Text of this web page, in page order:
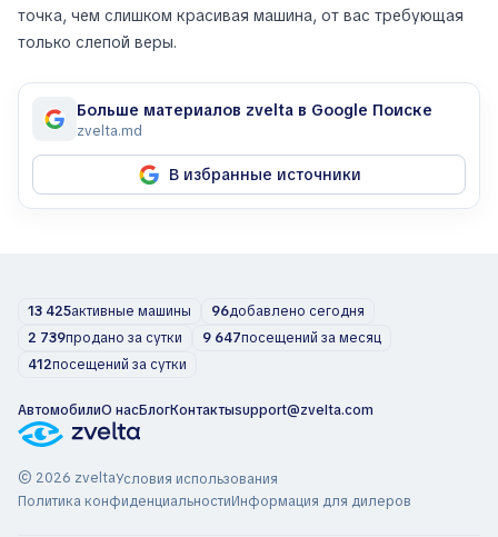
точка, чем слишком красивая машина, от вас требующая
только слепой веры.
Больше материалов zvelta в Google Поиске
zvelta.md
В избранные источники
13 425активные машины 96добавлено сегодня
2 739продано за сутки 9 647посещений за месяц
412посещений за сутки
АвтомобилиО насБлогКонтактыsupport@zvelta.com
© 2026 zveltaУсловия использования
Политика конфиденциальностиИнформация для дилеров